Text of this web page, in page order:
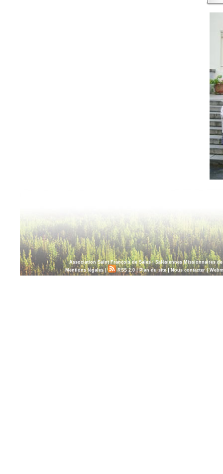
Association Saint François de Sales|Salésiennes Missionnaires
Mentions légales| RSS 2.0|Plan du site|Nous contacter|